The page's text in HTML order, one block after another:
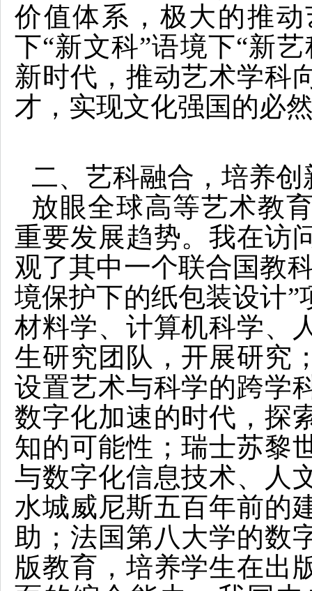
价值体系，极大的推
下“新文科”语境下“新
新时代，推动艺术学科
才，实现文化强国的必
二、艺科融合，培养创
放眼全球高等艺术教
重要发展趋势。我在访
观了其中一个联合国教
境保护下的纸包装设计
材料学、计算机科学、
生研究团队，开展研究
设置艺术与科学的跨学
数字化加速的时代，探
知的可能性；瑞士苏黎
与数字化信息技术、人
水城威尼斯五百年前的
助；法国第八大学的数
版教育，培养学生在出